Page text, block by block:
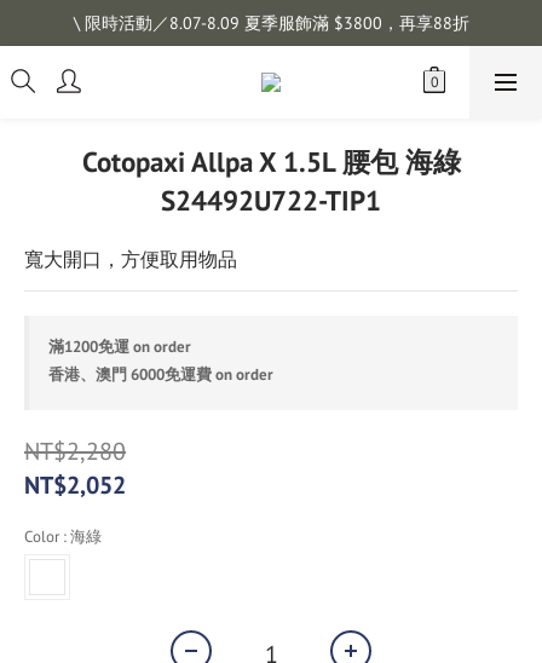
註冊會員拿購物金 $100，滿$1200免運
\ 限時活動／8.07-8.09 夏季服飾滿 $3800，再享88折
註冊會員拿購物金 $100，滿$1200免運
Cotopaxi Allpa X 1.5L 腰包 海綠
S24492U722-TIP1
寬大開口，方便取用物品
滿1200免運 on order
香港、澳門 6000免運費 on order
NT$2,280
NT$2,052
Color : 海綠